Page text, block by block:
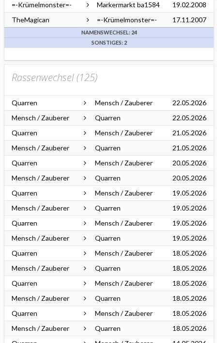
=-Krümelmonster=-
Markermarkt ba1584
19.02.2008
TheMagican
=-Krümelmonster=- 17.11.2007
NAMENSWECHSEL: 24
SONSTIGES: 2
Rassenwechsel (125)
Quarren Mensch / Zauberer
22.05.2026
Mensch / Zauberer
Quarren
22.05.2026
Quarren
Mensch / Zauberer
21.05.2026
Mensch / Zauberer
Quarren
21.05.2026
Quarren
Mensch / Zauberer
20.05.2026
Mensch / Zauberer
Quarren
20.05.2026
Quarren
Mensch / Zauberer
19.05.2026
Mensch / Zauberer
Quarren
19.05.2026
Quarren
Mensch / Zauberer
19.05.2026
Mensch / Zauberer
Quarren
19.05.2026
Quarren
Mensch / Zauberer
18.05.2026
Mensch / Zauberer
Quarren
18.05.2026
Quarren
Mensch / Zauberer
18.05.2026
Mensch / Zauberer
Quarren
18.05.2026
Quarren
Mensch / Zauberer
18.05.2026
Mensch / Zauberer
Quarren
18.05.2026